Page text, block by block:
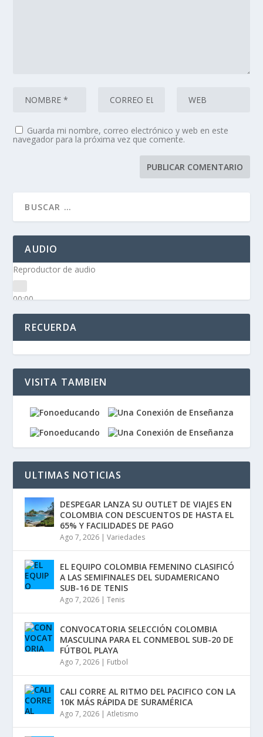
Guarda mi nombre, correo electrónico y web en este
navegador para la próxima vez que comente.
AUDIO
Reproductor de audio
00:00
00:00
03:16RECUERDA
VISITA TAMBIEN
ULTIMAS NOTICIAS
DESPEGAR LANZA SU OUTLET DE VIAJES EN
COLOMBIA CON DESCUENTOS DE HASTA EL
65% Y FACILIDADES DE PAGO
Ago 7, 2026 |Variedades
EL EQUIPO COLOMBIA FEMENINO CLASIFICÓ
A LAS SEMIFINALES DEL SUDAMERICANO
SUB-16 DE TENIS
Ago 7, 2026 |Tenis
CONVOCATORIA SELECCIÓN COLOMBIA
MASCULINA PARA EL CONMEBOL SUB-20 DE
FÚTBOL PLAYA
Ago 7, 2026 | Futbol
CALI CORRE AL RITMO DEL PACIFICO CON LA
10K MÁS RÁPIDA DE SURAMÉRICA
Ago 7, 2026 |Atletismo